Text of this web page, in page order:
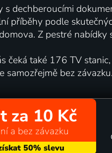
s dechberoucími
příběhy podle
Z pestré nabídky
čeká také 176 TV
samozřejmě bez závazku.
za 10 Kč
a bez závazku